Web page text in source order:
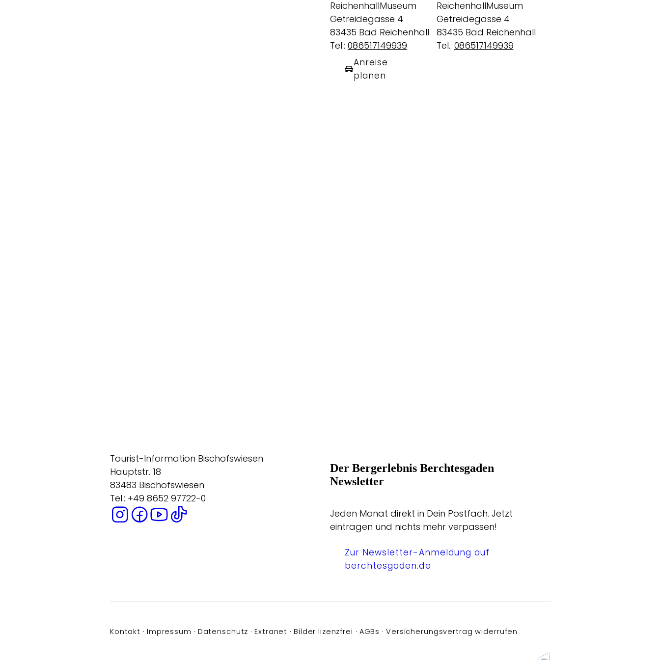
ReichenhallMuseum
Getreidegasse 4
83435 Bad Reichenhall
Tel.: 086517149939
Anreise
planen
ReichenhallMuseum
Getreidegasse 4
83435 Bad Reichenhall
Tel.: 086517149939
Tourist-Information Bischofswiesen
Hauptstr. 18
83483 Bischofswiesen
Tel.: +49 8652 97722-0
Der Bergerlebnis Berchtesgaden
Newsletter
Jeden Monat direkt in Dein Postfach. Jetzt
eintragen und nichts mehr verpassen!
Zur Newsletter-Anmeldung auf
berchtesgaden.de
Kontakt Impressum Datenschutz Extranet Bilder lizenzfrei AGBs Versicherungsvertrag widerrufen